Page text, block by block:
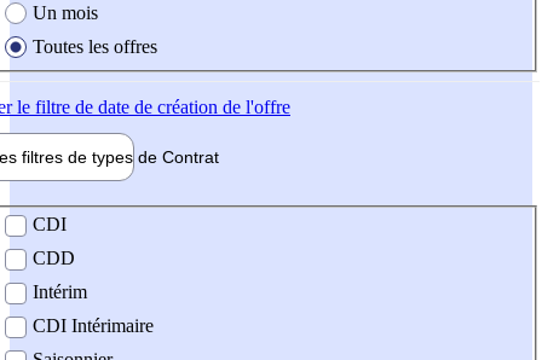
Un mois
Toutes les offres
le filtre de date de création de l'offre
filtres de types de Contrat
contrat
CDI
CDD
Intérim
CDI Intérimaire